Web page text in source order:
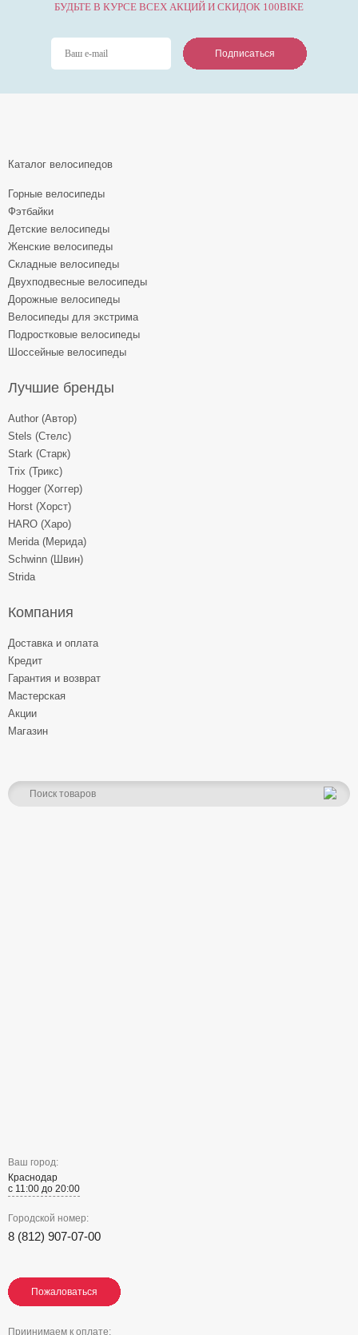
БУДЬТЕ В КУРСЕ ВСЕХ АКЦИЙ И СКИДОК 100BIKE
Подписаться
Подписаться
Подписаться
Каталог велосипедов
Горные велосипеды
Фэтбайки
Детские велосипеды
Женские велосипеды
Складные велосипеды
Двухподвесные велосипеды
Дорожные велосипеды
Велосипеды для экстрима
Подростковые велосипеды
Шоссейные велосипеды
Лучшие бренды
Author (Автор)
Stels (Стелс)
Stark (Старк)
Trix (Трикс)
Hogger (Хоггер)
Horst (Хорст)
HARO (Харо)
Merida (Мерида)
Schwinn (Швин)
Strida
Компания
Доставка и оплата
Кредит
Гарантия и возврат
Мастерская
Акции
Магазин
Ваш город:
Краснодар
с 11:00 до 20:00
Городской номер:
8 (812) 907-07-00
Пожаловаться
Пожаловаться
Пожаловаться
Приинимаем к оплате: